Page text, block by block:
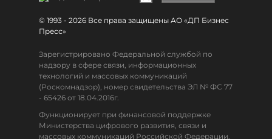
© 1993 - 2026 Все права защищены АО «ДП Бизнес
Пресс»
Зарегистрировано Федеральной службой по
надзору в сфере связи, информационных
технологий и массовых коммуникаций
(Роскомнадзор), номер свидетельства ЭЛ № ФС 77
- 65426 от 18.04.2016г.
Функционирует при финансовой поддержке
Министерства цифрового развития, связи и
массовых коммуникаций Российской Федерации.